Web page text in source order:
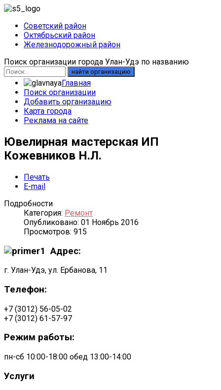
Советский район
Октябрьский район
Железнодорожный район
Поиск организации города Улан-Удэ по названию
найти организацию
Главная
Поиск организации
Добавить организацию
Карта города
Реклама на сайте
Ювелирная мастерская ИП
Кожевников Н.Л.
Печать
E-mail
Подробности
Категория: Ремонт
Опубликовано: 01 Ноябрь 2016
Просмотров: 915
Адрес:
г. Улан-Удэ, ул. Ербанова, 11
Телефон:
+7 (3012) 56-05-02
+7 (3012) 61-57-97
Режим работы:
пн-сб 10:00-18:00 обед 13:00-14:00
Услуги